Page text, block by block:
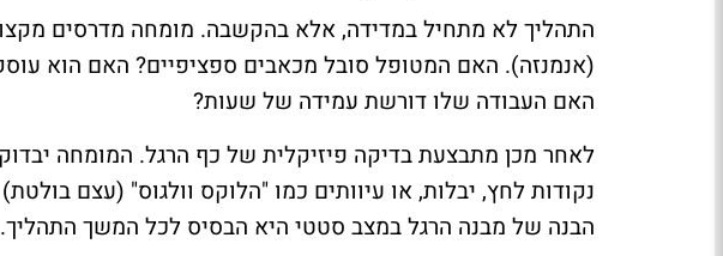
התהליך לא מתחיל במדידה, אלא בהקשבה. מומחה מדרסים
(אנמנזה). האם המטופל סובל מכאבים ספציפיים? האם הוא
האם העבודה שלו דורשת עמידה של שעות?
לאחר מכן מתבצעת בדיקה פיזיקלית של כף הרגל. המומחה
נקודות לחץ, יבלות, או עיוותים כמו "הלוקס וולגוס" (עצם
הבנה של מבנה הרגל במצב סטטי היא הבסיס לכל המשך התהליך.